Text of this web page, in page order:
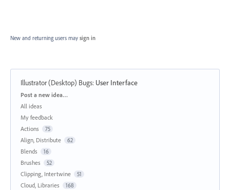
New and returning users may sign in
Illustrator (Desktop) Bugs: User Interface
Categories
Post a new idea…
All ideas
My feedback
Actions
75
Align, Distribute 62
Blends 16
Brushes 52
Clipping, Intertwine 51
Cloud, Libraries 168